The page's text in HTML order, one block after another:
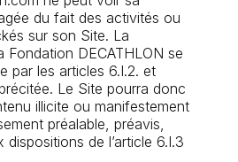
du fait des activités ou
sur son Site. La
Fondation DECATHLON se
par les articles 6.I.2. et
Le Site pourra donc
illicite ou manifestement
préalable, préavis,
de l’article 6.I.3